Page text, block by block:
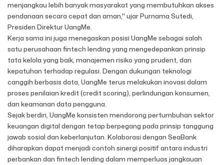
menjangkau lebih banyak masyarakat yang membutuhkan akses
pendanaan secara cepat dan aman," ujar Purnama Sutedi,
Presiden Direktur UangMe.
Kerja sama ini juga menegaskan posisi UangMe sebagai salah
satu perusahaan fintech lending yang mengedepankan prinsip
tata kelola yang baik, manajemen risiko yang prudent, dan
kepatuhan terhadap regulasi. Dengan dukungan teknologi
canggih berbasis data, UangMe terus melakukan inovasi dalam
proses penilaian kredit (credit scoring), perlindungan konsumen,
dan keamanan data pengguna.
Sejak berdiri, UangMe konsisten mendorong pertumbuhan sektor
keuangan digital dengan tetap berpegang pada prinsip tanggung
jawab sosial dan keberlanjutan. Kolaborasi dengan SeaBank
diharapkan dapat menjadi contoh sinergi positif antara industri
perbankan dan fintech lending dalam memperluas jangkauan